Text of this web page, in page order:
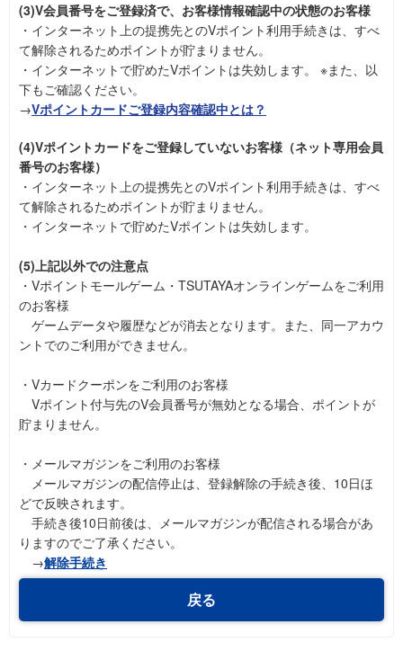
(3)V会員番号をご登録済で、お客様情報確認中の状態のお客様
・インターネット上の提携先とのVポイント利用手続きは、すべ
て解除されるためポイントが貯まりません。
・インターネットで貯めたVポイントは失効します。 ※また、以
下もご確認ください。
→Vポイントカードご登録内容確認中とは？
(4)Vポイントカードをご登録していないお客様（ネット専用会員
番号のお客様）
・インターネット上の提携先とのVポイント利用手続きは、すべ
て解除されるためポイントが貯まりません。
・インターネットで貯めたVポイントは失効します。
(5)上記以外での注意点
・Vポイントモールゲーム・TSUTAYAオンラインゲームをご利用
のお客様
ゲームデータや履歴などが消去となります。また、同一アカウ
ントでのご利用ができません。
・Vカードクーポンをご利用のお客様
Vポイント付与先のV会員番号が無効となる場合、ポイントが
貯まりません。
・メールマガジンをご利用のお客様
メールマガジンの配信停止は、登録解除の手続き後、10日ほ
どで反映されます。
手続き後10日前後は、メールマガジンが配信される場合があ
りますのでご了承ください。
→解除手続き
戻る